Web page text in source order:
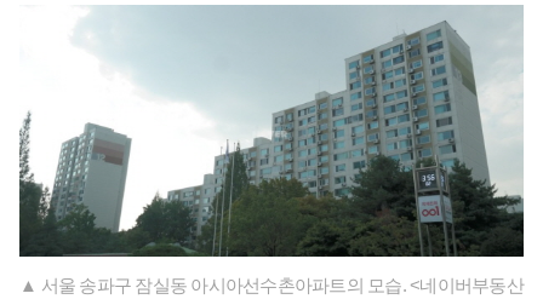
▲ 서울 송파구 잠실동 아시아선수촌아파트의 모습. <네이버부동산